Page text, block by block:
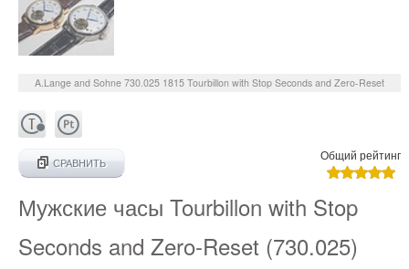
A.Lange and Sohne 730.025 1815 Tourbillon with Stop Seconds and Zero-Reset
СРАВНИТЬ
Общий рейтинг
Мужские часы Tourbillon with Stop
Seconds and Zero-Reset (730.025)